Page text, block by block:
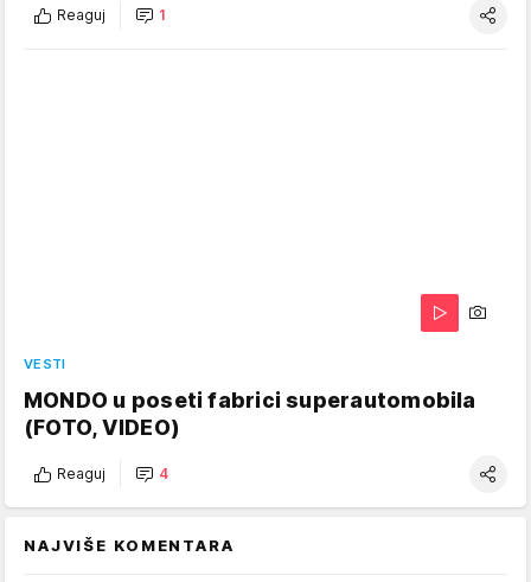
Reaguj 1
VESTI
MONDO u poseti fabrici superautomobila
(FOTO, VIDEO)
Reaguj 4
NAJVIŠE KOMENTARA